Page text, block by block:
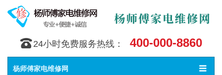
󰇯 24小时免费服务热线： 400-000-8860
Toggle
󰀥
杨师傅家电维修网